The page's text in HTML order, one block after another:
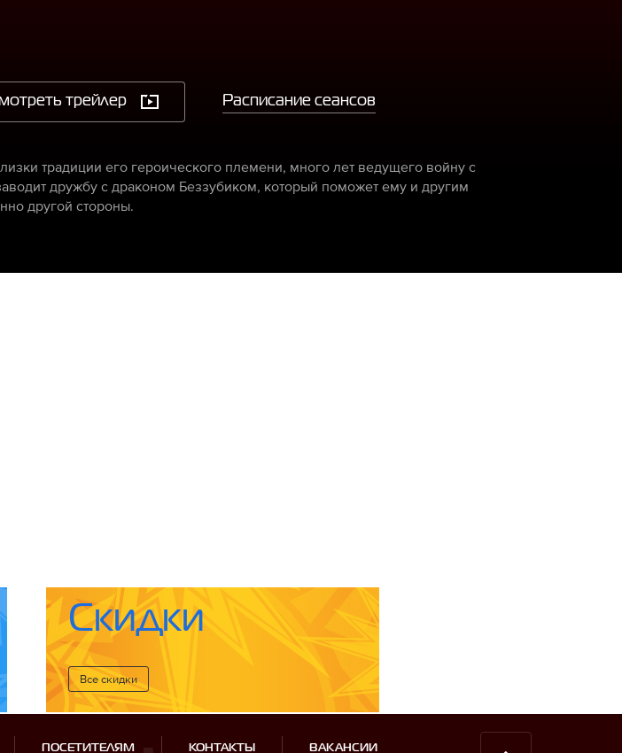
трейлер Расписание сеансов
традиции его героического племени, много лет ведущего войну с
дружбу с драконом Беззубиком, который поможет ему и другим
другой стороны.
Скидки
Все cкидки
ПОСЕТИТЕЛЯМ КОНТАКТЫ ВАКАНСИИ